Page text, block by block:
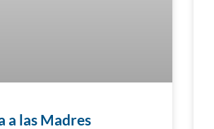
a las Madres